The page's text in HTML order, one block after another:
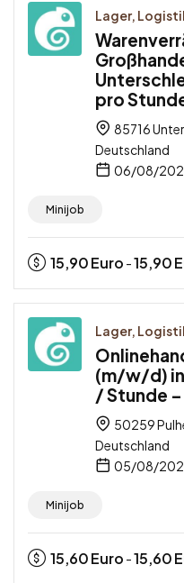
Lager,
pro
85716
Deutschland
06/08/
Minijob
15,90Euro -15,90
Lager,
(m/w/d) in
/ Stunde
50259
Deutschland
05/08/
Minijob
15,60Euro -15,60